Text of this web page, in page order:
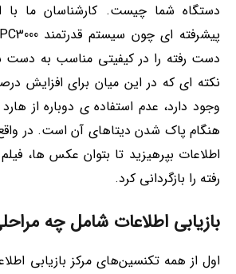
دستگاه شما چیست. کارشناسان ما با
دست رفته را در کیفیتی مناسب به دست
نکته ای که در این میان برای افزایش
وجود دارد، عدم استفاده ی دوباره از
هنگام پاک شدن دیتاهای آن است. در
اطلاعات بپرهیزید تا بتوان عکس ها،
رفته را بازگردانی کرد.
بازیابی اطلاعات شامل چه
اول از همه تکنسین‌های مرکز بازیابی